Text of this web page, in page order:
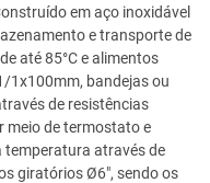
em aço inoxidável
e transporte de
até 85°C e alimentos
1x100mm, bandejas ou
de resistências
meio de termostato e
temperatura através de
giratórios Ø6", sendo os